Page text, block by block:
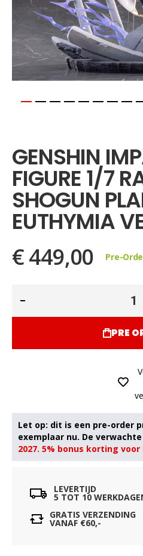
begin
van
de
afbeeldingen-
gallerij
GENSHIN
FIGURE 1/7
SHOGUN
EUTHYMIA
€ 449,00 Pre-
PRE
2027. 5% bonus korting
LEVERTIJD
5 TOT 10
GRATIS VERZENDING
VANAF €60,-